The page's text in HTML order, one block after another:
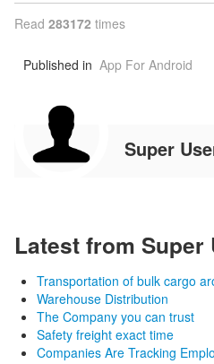
Read 283172 times
Published in App For Android
Super
Latest from Super
Transportation of bulk cargo
Warehouse Distribution
The Company you can trust
Safety freight exact time
Companies Are Tracking